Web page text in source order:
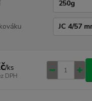
/ks
DPH